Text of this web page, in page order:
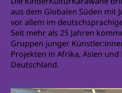
aus dem Globalen Süden mit
vor allem im
Seit mehr als 25 Jahren
Gruppen junger
Projekten in Afrika, Asien
Deutschland.